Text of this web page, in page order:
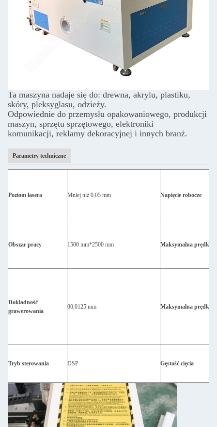
Ta maszyna nadaje się do: drewna, akrylu, plastiku,
skóry, pleksyglasu, odzieży.
Odpowiednie do przemysłu opakowaniowego, produkcji
maszyn, sprzętu sprzętowego, elektroniki
komunikacji, reklamy dekoracyjnej i innych branż.
Parametry techniczne
Poziom lasera Mniej niż 0,05 mm Napięcie robocze
Obszar pracy 1500 mm*2500 mm Maksymalna
Dokładność
grawerowania
00,0125 mm Maksymalna
Tryb sterowania DSP Gęstość cięcia